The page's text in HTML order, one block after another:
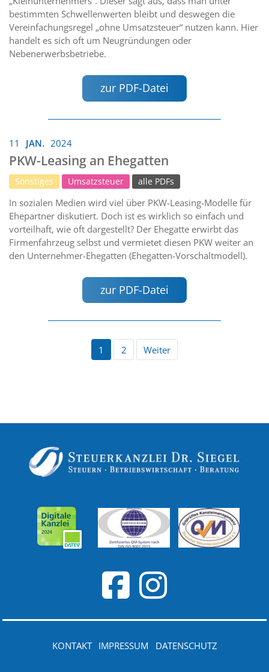
bestimmten Schwellenwerten bleibt und deswegen die
Vereinfachungsregel „ohne Umsatzsteuer“ nutzen kann. Hier
handelt es sich oft um Neugründungen oder
Nebenerwerbsbetriebe.
zur PDF-Datei
11 JAN. 2024
PKW-Leasing an Ehegatten
Sonstiges Umsatzsteuer alle PDFs
In sozialen Medien wird viel über PKW-Leasing-Modelle für
Ehepartner diskutiert. Doch ist es wirklich so einfach und
vorteilhaft, wie oft dargestellt? Der Ehegatte erwirbt das
Firmenfahrzeug selbst und vermietet diesen PKW weiter an
den Unternehmer-Ehegatten (Ehegatten-Vorschaltmodell).
zur PDF-Datei
1 2 Weiter
KONTAKT IMPRESSUM DATENSCHUTZ